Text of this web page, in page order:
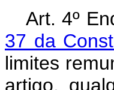
Art. 4º
37 da
limites
artigo,